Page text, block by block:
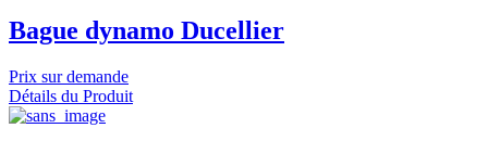
Bague dynamo Ducellier
Prix sur demande
Détails du Produit